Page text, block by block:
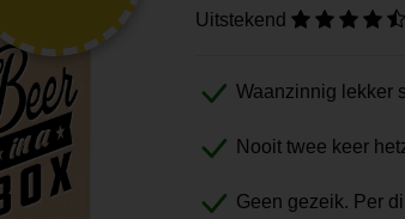
Uitstekend
Waanzinnig lekker
Nooit twee keer
Geen gezeik. Per